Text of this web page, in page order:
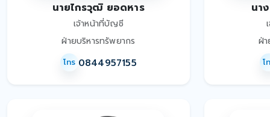
นายไกรวุฒิ ยอดหาร
เจ้าหน้าที่บัญชี
ฝ่ายบริหารทรัพยากร
โทร 0844957155
นา
ฝ่
โ